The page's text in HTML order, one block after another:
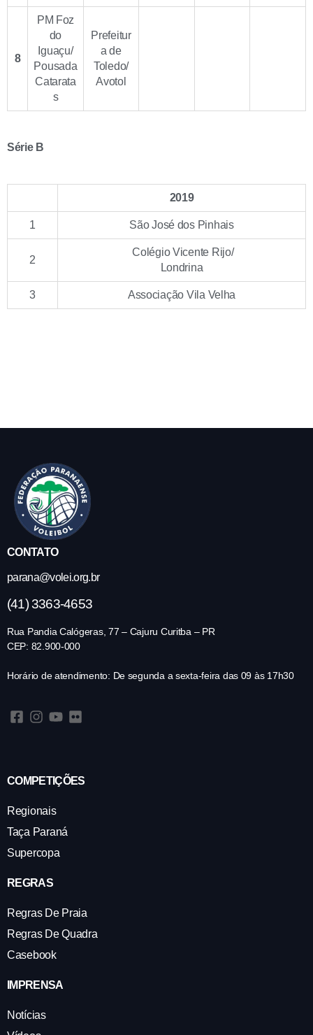
8
PM Foz
do
Iguaçu/
Pousada
Catarata
s
Prefeitur
a de
Toledo/
Avotol
Série B
2019
1 São José dos Pinhais
2
Colégio Vicente Rijo/
Londrina
3 Associação Vila Velha
CONTATO
parana@volei.org.br
(41) 3363-4653
Rua Pandia Calógeras, 77 – Cajuru Curitba – PR
CEP: 82.900-000
Horário de atendimento: De segunda a sexta-feira das 09 às 17h30
COMPETIÇÕES
Regionais
Taça Paraná
Supercopa
REGRAS
Regras De Praia
Regras De Quadra
Casebook
IMPRENSA
Notícias